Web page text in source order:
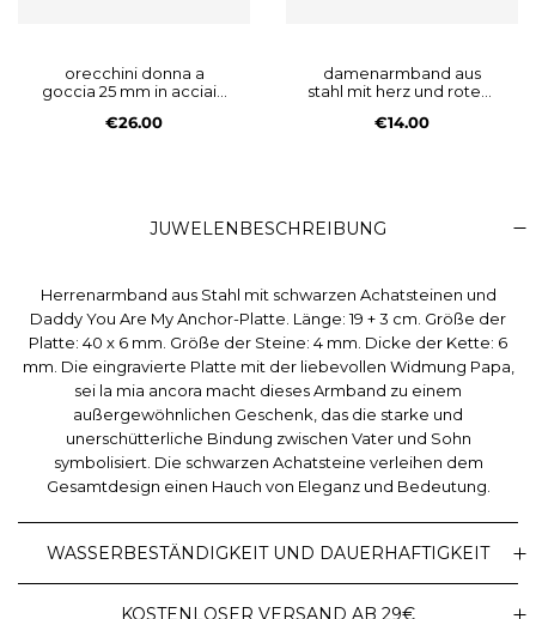
orecchini donna a
goccia 25 mm in acciaio
€26.00
damenarmband aus
stahl mit herz und rotem
€14.00
JUWELENBESCHREIBUNG
Herrenarmband aus Stahl mit schwarzen Achatsteinen und
Daddy You Are My Anchor-Platte. Länge: 19 + 3 cm. Größe der
Platte: 40 x 6 mm. Größe der Steine: 4 mm. Dicke der Kette: 6
mm. Die eingravierte Platte mit der liebevollen Widmung Papa,
sei la mia ancora macht dieses Armband zu einem
außergewöhnlichen Geschenk, das die starke und
unerschütterliche Bindung zwischen Vater und Sohn
symbolisiert. Die schwarzen Achatsteine verleihen dem
Gesamtdesign einen Hauch von Eleganz und Bedeutung.
WASSERBESTÄNDIGKEIT UND DAUERHAFTIGKEIT
KOSTENLOSER VERSAND AB 29€